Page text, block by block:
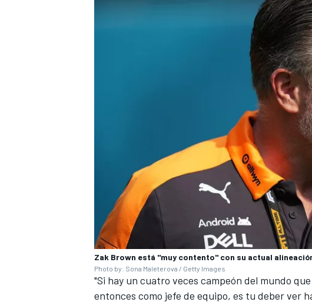
Zak Brown está "muy contento" con su actual
Photo by: Sona Maleterova / Getty Images
"Si hay un cuatro veces campeón del mundo
entonces como jefe de equipo, es tu deber ver